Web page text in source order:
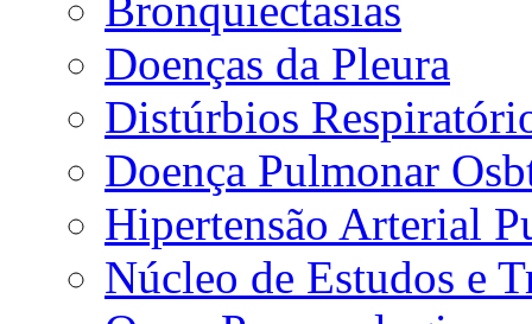
Bronquiectasias
Doenças da Pleura
Distúrbios
Doença Pulmonar
Hipertensão Arterial
Núcleo de Estudos e